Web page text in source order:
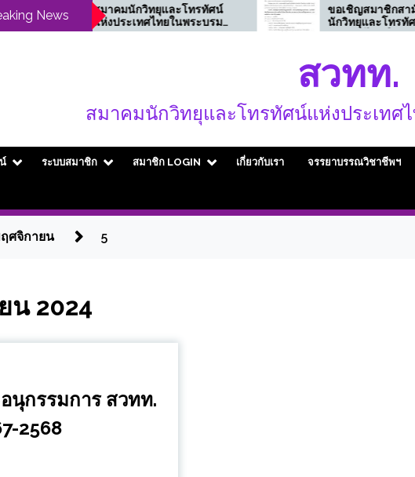
Newsสมาคมนักวิทยุและโทรทัศน์
แห่งประเทศไทยในพระบรม
ราชูปถัมภ์ขอแสดงความ
ขอเชิญสมาชิกสามัญ ส
นักวิทยุและโทรทัศน์แห่ง
ประเทศไทย ในพระบรม
สวทท.
สมาคมนักวิทยุและโทรทัศน์แห่งประเทศ
ระบบสมาชิก สมาชิก LOGIN เกี่ยวกับเรา จรรยาบรรณวิชาชีพฯ
ศจิกายน 5
น 2024
นุกรรมการ สวทท.
2568